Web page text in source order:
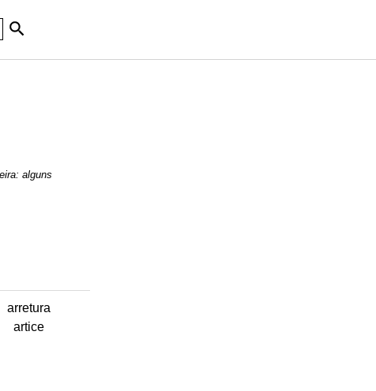
alguns
arretura
artice